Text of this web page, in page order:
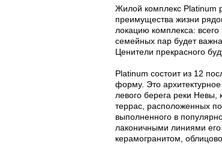
Жилой комплекс Platinum
преимущества жизни
локацию комплекса:
семейных пар будет
Ценители прекрасного
Platinum состоит из 12
форму. Это
левого берега реки Невы,
террас, расположенных
выполненного в
лаконичными линиями
керамогранитом,